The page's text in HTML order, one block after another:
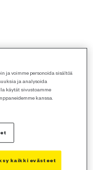
ja voimme personoida sisältöä
ja analysoida
käytät sivustoamme
kanssa.
kaikki evästeet